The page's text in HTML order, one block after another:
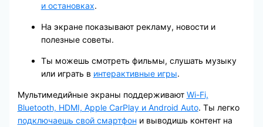
и остановках.
На экране показывают рекламу, новости и
полезные советы.
Ты можешь смотреть фильмы, слушать музыку
или играть в интерактивные игры.
Мультимедийные экраны поддерживают Wi-Fi,
Bluetooth, HDMI, Apple CarPlay и Android Auto. Ты легко
подключаешь свой смартфон и выводишь контент на